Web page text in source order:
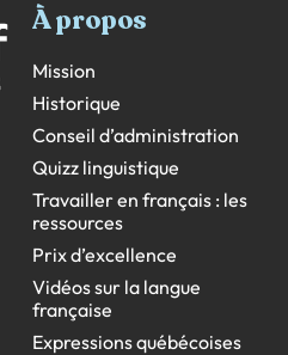
À propos
Mission
Historique
Conseil d’administration
Quizz linguistique
Travailler en français : les
ressources
Prix d’excellence
Vidéos sur la langue
française
Expressions québécoises